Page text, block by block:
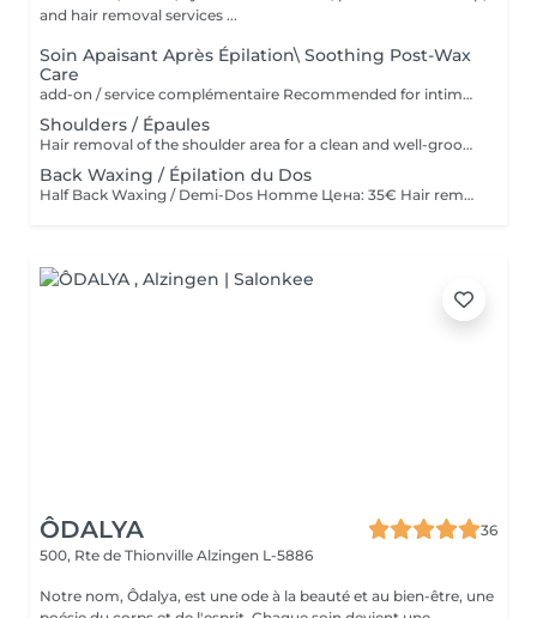
and hair removal services ...
Soin Apaisant Après Épilation\ Soothing Post-Wax
Care
add-on / service complémentaire Recommended for intimate areas, underarms and sensitive skin. * Recommandé pour le maillot, les aisselles et les peaux sensibles. Service complémentaire à ajouter après une épilation à la cire. Idéal pour les peaux sensibles ou sujettes aux rougeurs. Application d'un masque apaisant et d'une poudre anti-stress pour calmer la peau, réduire l'inconfort et laisser la peau douce et protégée Add-on service after waxing. Ideal for sensitive skin or skin prone to redness and irritation. Includes the application of a soothing mask and anti-stress powder to calm the skin, reduce discomfort, and leave it soft and protected.
Shoulders / Épaules
Hair removal of the shoulder area for a clean and well-groomed appearance. Épilation des épaules pour un résultat propre et soigné.
Back Waxing / Épilation du Dos
Half Back Waxing / Demi-Dos Homme Цена: 35€ Hair removal of the upper or lower back for a clean and well-groomed appearance. Épilation du haut ou du bas du dos pour un résultat propre et soigné. Full Back Waxing / Dos Complet Homme Цена: 58€ Hair removal of the entire back, including upper and lower back, for smooth and long-lasting results. Épilation complète du dos, incluant le haut et le bas du dos, pour un résultat lisse et durable.
ÔDALYA
36
500, Rte de Thionville Alzingen L-5886
Notre nom, Ôdalya, est une ode à la beauté et au bien-être, une